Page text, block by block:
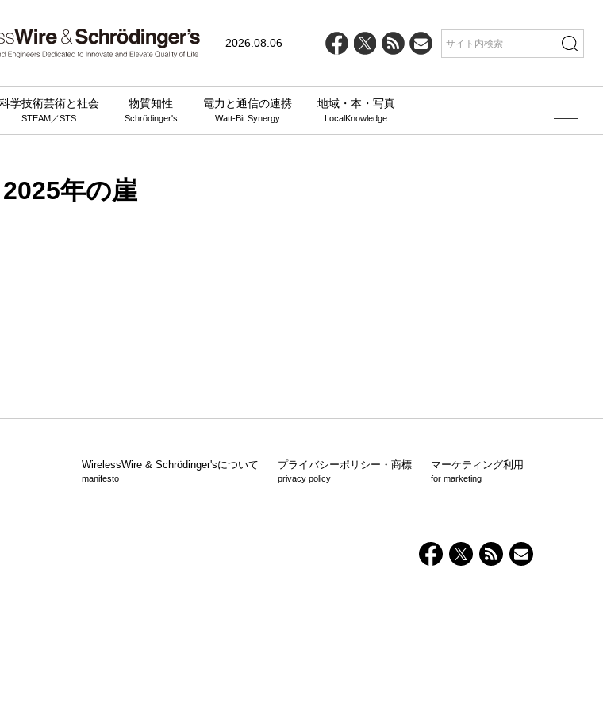
2026.08.06
科学技術芸術と社会
STEAM／STS
物質知性
Schrödinger's
電力と通信の連携
Watt-Bit Synergy
地域・本・写真
LocalKnowledge
2025年の崖
WirelessWire & Schrödinger'sについて
manifesto
プライバシーポリシー・商標
privacy policy
マーケティング利用
for marketing